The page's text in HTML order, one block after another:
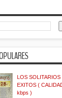
LOS SOLITARIOS
EXITOS (
kbps )